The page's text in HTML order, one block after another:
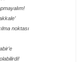
noktası